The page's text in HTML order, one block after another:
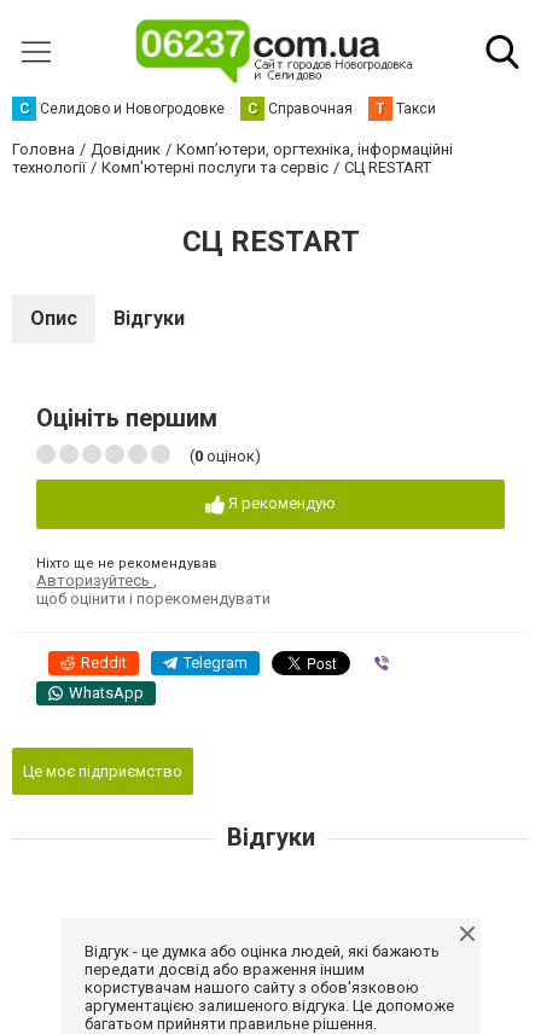
С Селидово и Новогродовке С Справочная Т Такси
Головна Довідник
Комп’ютери, оргтехніка, інформаційні
технології
Комп'ютерні послуги та сервіс СЦ RESTART
СЦ RESTART
Опис Відгуки
Оцініть першим
(0 оцінок)
Я рекомендую
Ніхто ще не рекомендував
Авторизуйтесь
щоб оцінити і порекомендувати
Reddit Telegram
WhatsApp
Це моє підприємство
Відгуки
Відгук - це думка або оцінка людей, які бажають
передати досвід або враження іншим
користувачам нашого сайту з обов'язковою
аргументацією залишеного відгука. Це допоможе
багатьом прийняти правильне рішення.